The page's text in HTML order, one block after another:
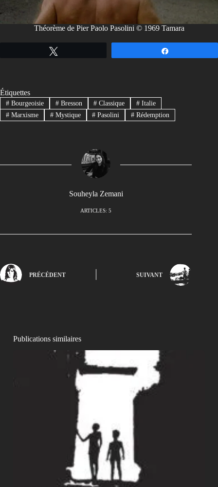
Théorème de Pier Paolo Pasolini © 1969 Tamara
Étiquettes
#Bourgeoisie #Bresson # Classique # Italie
#Marxisme #Mystique # Pasolini # Rédemption
Souheyla Zemani
ARTICLES: 5
PRÉCÉDENT SUIVANT
Publications similaires